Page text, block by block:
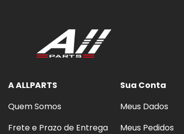
A ALLPARTS
Quem Somos
Frete e Prazo de Entrega
Sua Conta
Meus Dados
Meus Pedidos